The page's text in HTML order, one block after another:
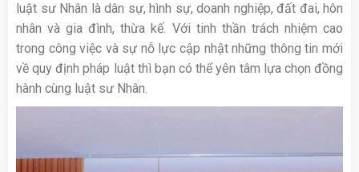
luật sư Nhân là dân sự, hình sự, doanh nghiệp, đất đai, hôn
nhân và gia đình, thừa kế. Với tinh thần trách nhiệm cao
trong công việc và sự nỗ lực cập nhật những thông tin mới
về quy định pháp luật thì bạn có thể yên tâm lựa chọn đồng
hành cùng luật sư Nhân.